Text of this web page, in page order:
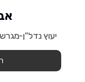
יעוץ נדל"ן-